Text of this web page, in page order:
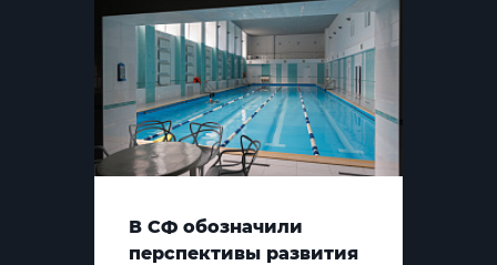
В СФ обозначили
перспективы развития